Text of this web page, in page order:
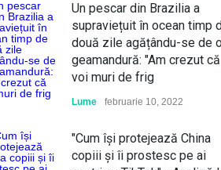
Un pescar din Brazilia a
supraviețuit în ocean timp
două zile agățându-se de
geamandură: "Am crezut că
voi muri de frig
Lume februarie 10, 2022
"Cum își protejează China
copiii și îi prostesc pe ai